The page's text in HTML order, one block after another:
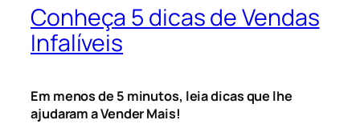
Conheça 5 dicas de Vendas
Infalíveis
Em menos de 5 minutos, leia dicas que lhe
ajudaram a Vender Mais!